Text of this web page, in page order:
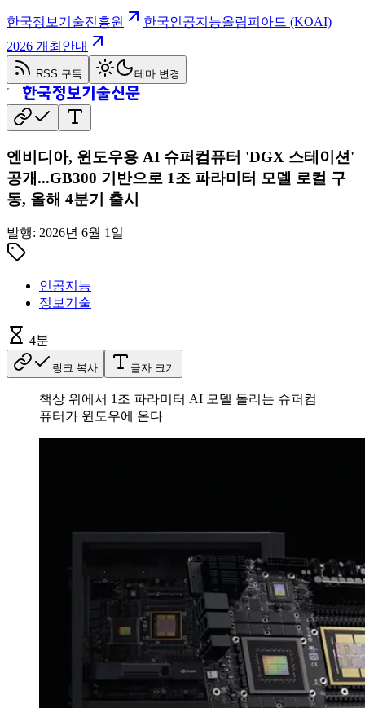
한국정보기술진흥원
한국인공지능올림피아드 (KOAI)
2026 개최안내
RSS 구독 테마 변경
엔비디아, 윈도우용 AI 슈퍼컴퓨터 'DGX 스테이션'
공개...GB300 기반으로 1조 파라미터 모델 로컬 구
동, 올해 4분기 출시
발행: 2026년 6월 1일
인공지능
정보기술
4분
링크 복사 글자 크기
책상 위에서 1조 파라미터 AI 모델 돌리는 슈퍼컴
퓨터가 윈도우에 온다